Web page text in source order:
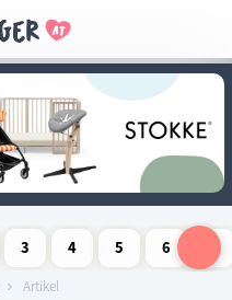
3
4
5
Schwangerschaftswoche
6
Artikel